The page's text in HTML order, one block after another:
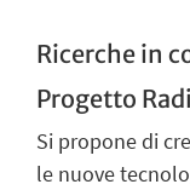
Ricerche in
Progetto
Si propone di
le nuove